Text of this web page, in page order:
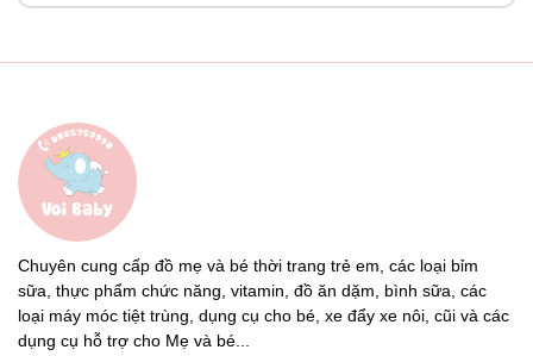
Chuyên cung cấp đồ mẹ và bé thời trang trẻ em, các loại bỉm
sữa, thực phẩm chức năng, vitamin, đồ ăn dặm, bình sữa, các
loại máy móc tiệt trùng, dụng cụ cho bé, xe đẩy xe nôi, cũi và các
dụng cụ hỗ trợ cho Mẹ và bé...